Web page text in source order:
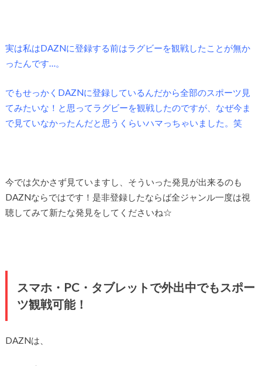
実は私はDAZNに登録する前はラグビーを観戦したことが無か
ったんです…。
でもせっかくDAZNに登録しているんだから全部のスポーツ見
てみたいな！と思ってラグビーを観戦したのですが、なぜ今ま
で見ていなかったんだと思うくらいハマっちゃいました。笑
今では欠かさず見ていますし、そういった発見が出来るのも
DAZNならではです！是非登録したならば全ジャンル一度は視
聴してみて新たな発見をしてくださいね☆
スマホ・PC・タブレットで外出中でもスポー
ツ観戦可能！
DAZNは、